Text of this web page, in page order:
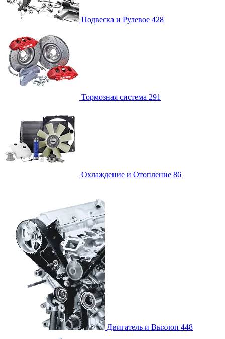
Подвеска и Рулевое 428
Тормозная система 291
Охлаждение и Отопление 86
Двигатель и Выхлоп 448